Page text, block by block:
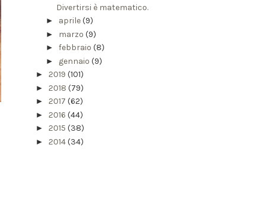
Divertirsi è matematico.
► aprile(9)
► marzo (9)
► febbraio (8)
► gennaio (9)
► 2019 (101)
► 2018 (79)
► 2017 (62)
► 2016 (44)
► 2015 (38)
► 2014(34)